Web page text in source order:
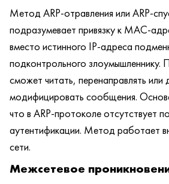
Метод ARP-отравления или ARP-
подразумевает привязку к MAC-
вместо истинного IP-адреса
подконтрольного злоумышленнику.
сможет читать, перенаправлять или
модифицировать сообщения.
что в ARP-протоколе отсутствует
аутентификации. Метод работает
сети.
Межсетевое